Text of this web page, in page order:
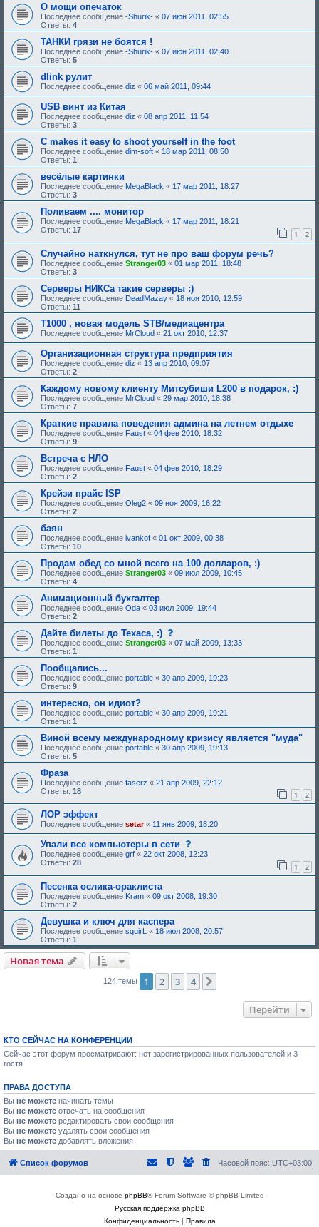
о
б
н
и
у
е
б
р
н
я
:
О мощи опечаток
Последнее сообщение -Shurik- « 07 июн 2011, 02:55
Ответы: 4
ТАНКИ грязи не боятся !
Последнее сообщение -Shurik- « 07 июн 2011, 02:40
Ответы: 5
dlink рулит
Последнее сообщение diz « 06 май 2011, 09:44
USB винт из Китая
Последнее сообщение diz « 08 апр 2011, 11:54
Ответы: 3
C makes it easy to shoot yourself in the foot
Последнее сообщение dim-soft « 18 мар 2011, 08:50
Ответы: 1
весёлые картинки
Последнее сообщение MegaBlack « 17 мар 2011, 18:27
Ответы: 3
Поливаем .... монитор
Последнее сообщение MegaBlack « 17 мар 2011, 18:21
Ответы: 17 1 2
Случайно наткнулся, тут не про ваш форум речь?
Последнее сообщение Stranger03 « 01 мар 2011, 18:48
Ответы: 3
Серверы НИКСа такие серверы :)
Последнее сообщение DeadMazay « 18 ноя 2010, 12:59
Ответы: 11
Т1000 , новая модель STB/медиацентра
Последнее сообщение MrCloud « 21 окт 2010, 12:37
Организационная структура предприятия
Последнее сообщение diz « 13 апр 2010, 09:07
Ответы: 2
Каждому новому клиенту Митсубиши L200 в подарок, :)
Последнее сообщение MrCloud « 29 мар 2010, 18:38
Ответы: 7
Кpаткие пpавила поведения админа на летнем отдыхе
Последнее сообщение Faust « 04 фев 2010, 18:32
Ответы: 9
Встреча с НЛО
Последнее сообщение Faust « 04 фев 2010, 18:29
Ответы: 2
Крейзи прайс ISP
Последнее сообщение Oleg2 « 09 ноя 2009, 16:22
Ответы: 2
баян
Последнее сообщение ivankof « 01 окт 2009, 00:38
Ответы: 10
Продам обед со мной всего на 100 долларов, :)
Последнее сообщение Stranger03 « 09 июл 2009, 10:45
Ответы: 4
Анимационный бухгалтер
Последнее сообщение Oda « 03 июл 2009, 19:44
Ответы: 2
Дайте билеты до Техаса, :)
о
о
б
н
и
т
р
б
у
е
д
б
р
е
н
и
Последнее сообщение Stranger03 « 07 май 2009, 13:33
Ответы: 1
Пообщались...
Последнее сообщение portable « 30 апр 2009, 19:23
Ответы: 9
интересно, он идиот?
Последнее сообщение portable « 30 апр 2009, 19:21
Ответы: 1
Виной всему международному кризису является "муда"
Последнее сообщение portable « 30 апр 2009, 19:13
Ответы: 5
Фраза
Последнее сообщение faserz « 21 апр 2009, 22:12
Ответы: 18 1 2
ЛОР эффект
Последнее сообщение setar« 11 янв 2009, 18:20
Упали все компьютеры в сети
о
щ
и
е
т
е
ю
щ
е
е
н
Последнее сообщение grf « 22 окт 2008, 12:23
Ответы: 28 1 2
Песенка ослика-ораклиста
Последнее сообщение Kram « 09 окт 2008, 19:30
Ответы: 2
Девушка и ключ для каспера
Последнее сообщение squirL « 18 июл 2008, 20:57
Ответы: 1
Новая тема
124 темы 1 2 3 4
Перейти
КТО СЕЙЧАС НА КОНФЕРЕНЦИИ
Сейчас этот форум просматривают: нет зарегистрированных пользователей и 3
гостя
ПРАВА ДОСТУПА
Вы не можете начинать темы
Вы не можете отвечать на сообщения
Вы не можете редактировать свои сообщения
Вы не можете удалять свои сообщения
Вы не можете добавлять вложения
Список форумов Часовой пояс: UTC+03:00
Создано на основе phpBB® Forum Software © phpBB Limited
Русская поддержка phpBB
Конфиденциальность| Правила